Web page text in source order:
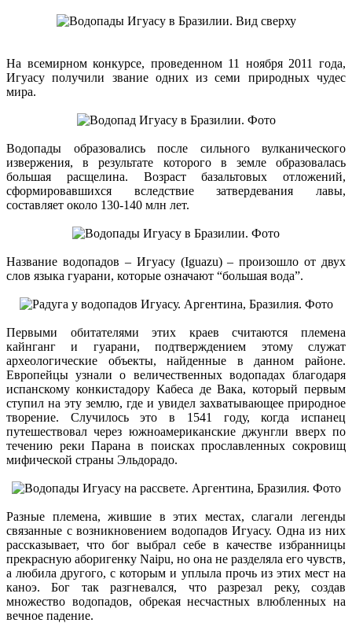
На всемирном конкурсе, проведенном 11 ноября 2011 года,
Игуасу получили звание одних из семи природных чудес
мира.
Водопады образовались после сильного вулканического
извержения, в результате которого в земле образовалась
большая расщелина. Возраст базальтовых отложений,
сформировавшихся вследствие затвердевания лавы,
составляет около 130-140 млн лет.
Название водопадов – Игуасу (Iguazu) – произошло от двух
слов языка гуарани, которые означают “большая вода”.
Первыми обитателями этих краев считаются племена
кайнганг и гуарани, подтверждением этому служат
археологические объекты, найденные в данном районе.
Европейцы узнали о величественных водопадах благодаря
испанскому конкистадору Кабеса де Вака, который первым
ступил на эту землю, где и увидел захватывающее природное
творение. Случилось это в 1541 году, когда испанец
путешествовал через южноамериканские джунгли вверх по
течению реки Парана в поисках прославленных сокровищ
мифической страны Эльдорадо.
Разные племена, жившие в этих местах, слагали легенды
связанные с возникновением водопадов Игуасу. Одна из них
рассказывает, что бог выбрал себе в качестве избранницы
прекрасную аборигенку Naipu, но она не разделяла его чувств,
а любила другого, с которым и уплыла прочь из этих мест на
каноэ. Бог так разгневался, что разрезал реку, создав
множество водопадов, обрекая несчастных влюбленных на
вечное падение.